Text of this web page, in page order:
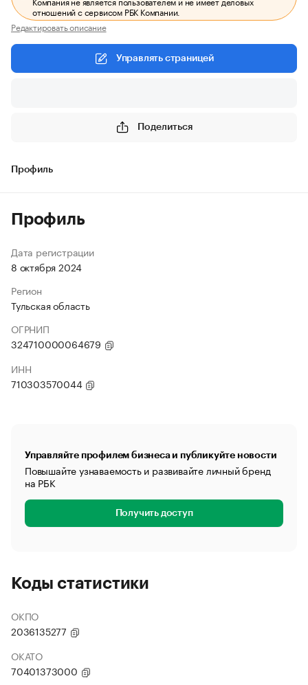
отношений с сервисом РБК Компании.
Редактировать описание
Управлять страницей
Поделиться
Профиль
Профиль
Дата регистрации
8 октября 2024
Регион
Тульская область
ОГРНИП
324710000064679
ИНН
710303570044
Управляйте профилем бизнеса и публикуйте новости
Повышайте узнаваемость и развивайте личный бренд
на РБК
Получить доступ
Коды статистики
ОКПО
2036135277
ОКАТО
70401373000